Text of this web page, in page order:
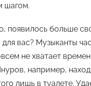
шагом.
появилось больше
вас? Музыканты
не хватает
например,
лишь в туалете.